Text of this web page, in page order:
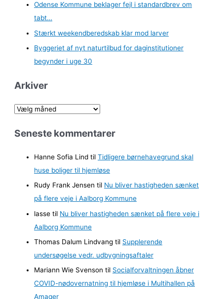
Odense Kommune beklager fejl i standardbrev om
tabt…
Stærkt weekendberedskab klar mod larver
Byggeriet af nyt naturtilbud for daginstitutioner
begynder i uge 30
Arkiver
A
k
Seneste kommentarer
Hanne Sofia Lind tilTidligere børnehavegrund skal
huse boliger til hjemløse
Rudy Frank Jensen til Nu bliver hastigheden sænket
på flere veje i Aalborg Kommune
lasse til Nu bliver hastigheden sænket på flere veje i
Aalborg Kommune
Thomas Dalum Lindvang til Supplerende
undersøgelse vedr. udbygningsaftaler
Mariann Wie Svenson til Socialforvaltningen åbner
COVID-nødovernatning til hjemløse i Multihallen på
Amager